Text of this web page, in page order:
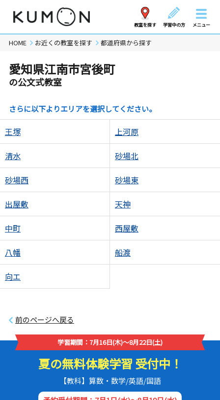
教室を探す 学習中の方 メニュー
HOME お近くの教室を探す 都道府県から探す
愛知県江南市宮後町
の公文式教室
さらに以下よりエリアを選択してください。
王塚 上河原
清水 砂場北
砂場西 砂場東
出屋敷 天神
中町 西屋敷
八幡 船渡
向エ
前のページへ戻る
学習期間：7月16日(木)～8月22日(土)
夏の無料体験学習 受付中！
【教科】算数・数学/英語/国語